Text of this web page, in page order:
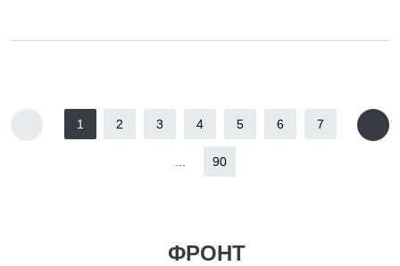
1 2 3 4 5 6 7
90
ФРОНТ